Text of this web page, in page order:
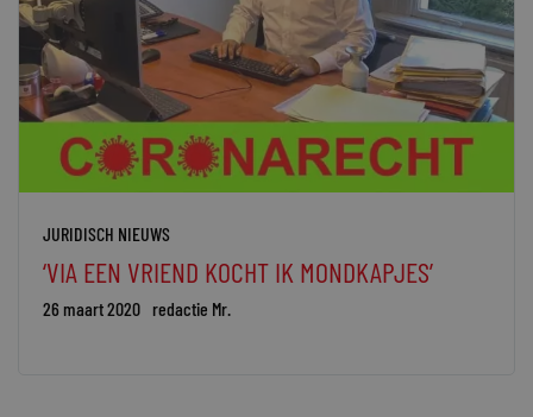
JURIDISCH NIEUWS
‘VIA EEN VRIEND KOCHT IK MONDKAPJES’
26 maart 2020 redactie Mr.